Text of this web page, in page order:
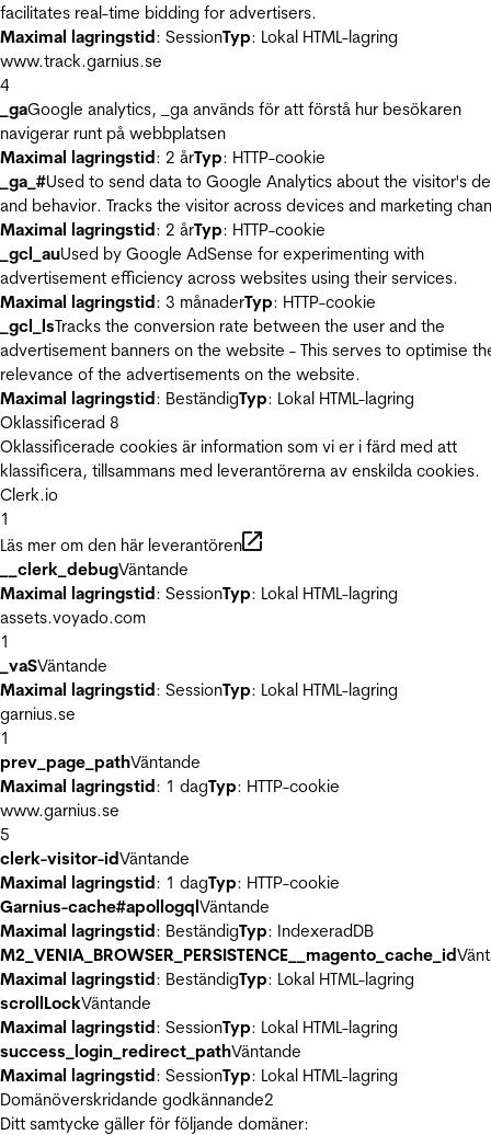
facilitates real-time bidding for advertisers.
Maximal lagringstid: SessionTyp: Lokal HTML-lagring
www.track.garnius.se
4
_gaGoogle analytics, _ga används för att förstå hur besökaren
navigerar runt på webbplatsen
Maximal lagringstid: 2 årTyp: HTTP-cookie
_ga_#Used to send data to Google Analytics about the visitor's
and behavior. Tracks the visitor across devices and marketing
Maximal lagringstid: 2 årTyp: HTTP-cookie
_gcl_auUsed by Google AdSense for experimenting with
advertisement efficiency across websites using their services.
Maximal lagringstid: 3 månaderTyp: HTTP-cookie
_gcl_lsTracks the conversion rate between the user and the
advertisement banners on the website - This serves to optimise
relevance of the advertisements on the website.
Maximal lagringstid: BeständigTyp: Lokal HTML-lagring
Oklassificerad 8
Oklassificerade cookies är information som vi er i färd med att
klassificera, tillsammans med leverantörerna av enskilda cookies.
Clerk.io
1
Läs mer om den här leverantören
__clerk_debugVäntande
Maximal lagringstid: SessionTyp: Lokal HTML-lagring
assets.voyado.com
1
_vaSVäntande
Maximal lagringstid: SessionTyp: Lokal HTML-lagring
garnius.se
1
prev_page_pathVäntande
Maximal lagringstid: 1 dagTyp: HTTP-cookie
www.garnius.se
5
clerk-visitor-idVäntande
Maximal lagringstid: 1 dagTyp: HTTP-cookie
Garnius-cache#apollogqlVäntande
Maximal lagringstid: BeständigTyp: IndexeradDB
M2_VENIA_BROWSER_PERSISTENCE__magento_cache_id
Maximal lagringstid: BeständigTyp: Lokal HTML-lagring
scrollLockVäntande
Maximal lagringstid: SessionTyp: Lokal HTML-lagring
success_login_redirect_pathVäntande
Maximal lagringstid: SessionTyp: Lokal HTML-lagring
Domänöverskridande godkännande2
Ditt samtycke gäller för följande domäner: